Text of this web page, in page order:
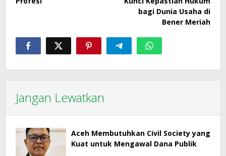
bagi Dunia Usaha di
Bener Meriah
Jangan Lewatkan
Aceh Membutuhkan Civil Society yang
Kuat untuk Mengawal Dana Publik